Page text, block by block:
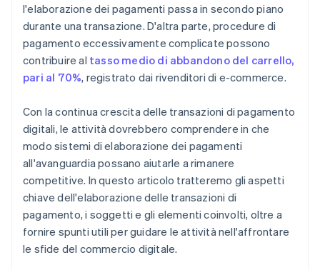
l'elaborazione dei pagamenti passa in secondo piano
durante una transazione. D'altra parte, procedure di
pagamento eccessivamente complicate possono
contribuire al tasso medio di abbandono del carrello,
pari al 70%, registrato dai rivenditori di e-commerce.
Con la continua crescita delle transazioni di pagamento
digitali, le attività dovrebbero comprendere in che
modo sistemi di elaborazione dei pagamenti
all'avanguardia possano aiutarle a rimanere
competitive. In questo articolo tratteremo gli aspetti
chiave dell'elaborazione delle transazioni di
pagamento, i soggetti e gli elementi coinvolti, oltre a
fornire spunti utili per guidare le attività nell'affrontare
le sfide del commercio digitale.